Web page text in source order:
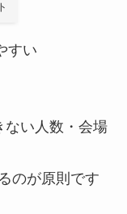
すい
ない人数・会場
のが原則です